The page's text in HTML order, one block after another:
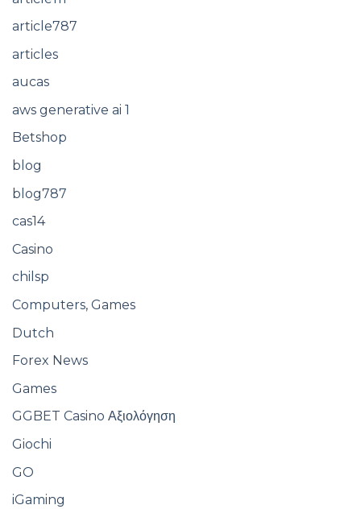
article787
articles
aucas
aws generative ai 1
Betshop
blog
blog787
cas14
Casino
chilsp
Computers, Games
Dutch
Forex News
Games
GGBET Casino Αξιολόγηση
Giochi
GO
iGaming